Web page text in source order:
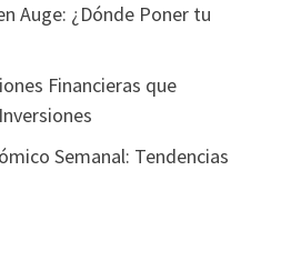
Auge: ¿Dónde Poner tu
Financieras que
Semanal: Tendencias